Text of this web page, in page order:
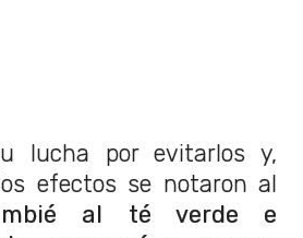
lucha por evitarlos y,
efectos se notaron al
al té verde e